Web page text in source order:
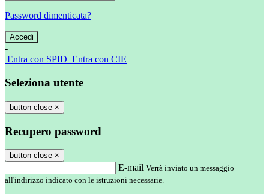
Password dimenticata?
-
Entra con SPID Entra con CIE
Seleziona utente
button close ×
Recupero password
button close ×
E-mail Verrà inviato un messaggio
all'indirizzo indicato con le istruzioni necessarie.